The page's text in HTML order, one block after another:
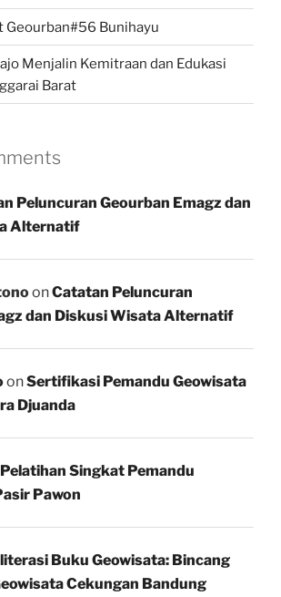
Geourban#56 Bunihayu
Menjalin Kemitraan dan Edukasi
Barat
Peluncuran Geourban Emagz dan
Alternatif
onCatatan Peluncuran
dan Diskusi Wisata Alternatif
onSertifikasi Pemandu Geowisata
Djuanda
Pelatihan Singkat Pemandu
Pawon
Buku Geowisata: Bincang
Cekungan Bandung